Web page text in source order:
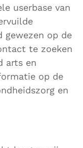
userbase van
gewezen op de
te zoeken
arts en
op de
en